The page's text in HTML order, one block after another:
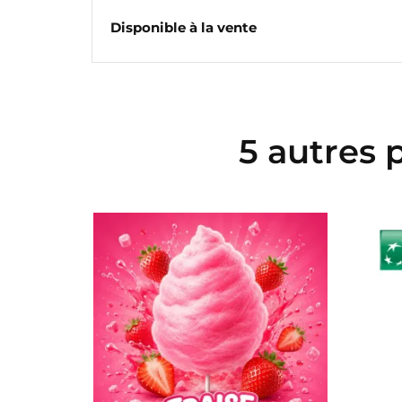
Disponible à la vente
5 autres